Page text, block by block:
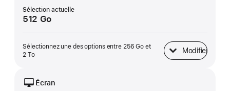
Sélection actuelle
512 Go
Sélectionnez une des options entre 256 Go et
2 To
Modifier
Stockage SSD
Écran